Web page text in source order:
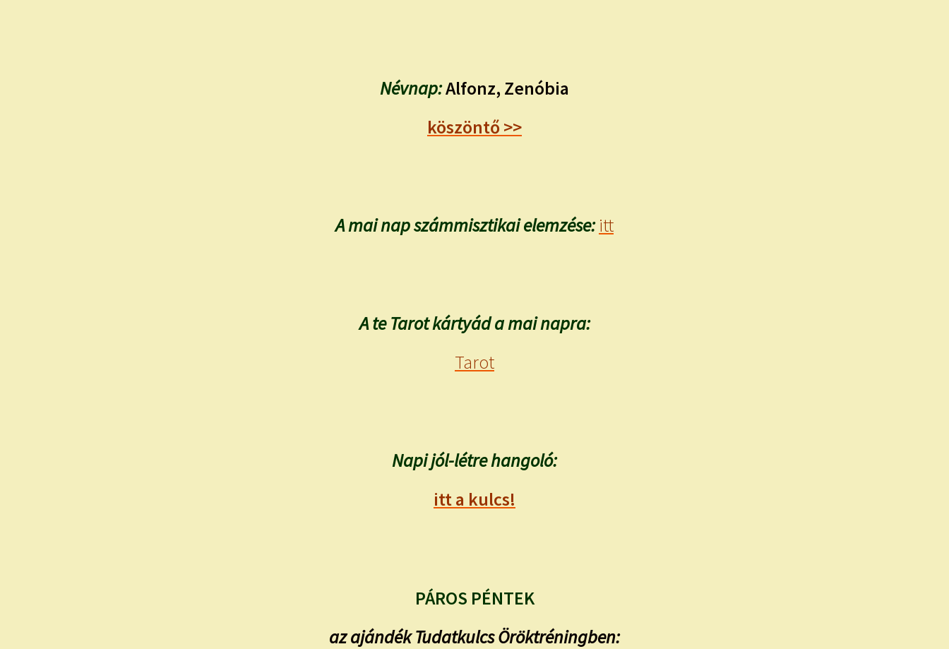
Névnap:Alfonz, Zenóbia
köszöntő >>
A mai nap számmisztikai elemzése: itt
A te Tarot kártyád a mai napra:
Tarot
Napi jól-létre hangoló:
itt a kulcs!
PÁROS PÉNTEK
az ajándék Tudatkulcs Öröktréningben: